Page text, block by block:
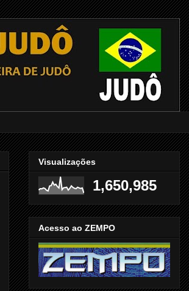
Visualizações
1,650,985
Acesso ao ZEMPO